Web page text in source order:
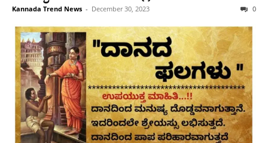
Kannada Trend News - December 30, 2023 0